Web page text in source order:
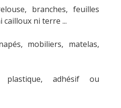
branches, feuilles
cailloux ni terre ...
mobiliers, matelas,
adhésif ou